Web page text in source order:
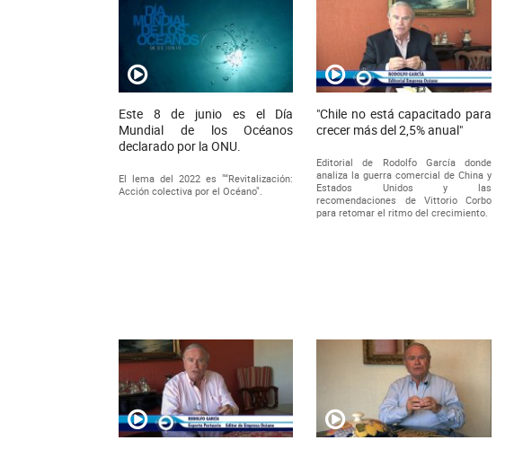
Este 8 de junio es el Día
Mundial de los Océanos
declarado por la ONU.
El lema del 2022 es "“Revitalización:
Acción colectiva por el Océano".
"Chile no está capacitado para
crecer más del 2,5% anual"
Editorial de Rodolfo García donde
analiza la guerra comercial de China y
Estados Unidos y las
recomendaciones de Vittorio Corbo
para retomar el ritmo del crecimiento.